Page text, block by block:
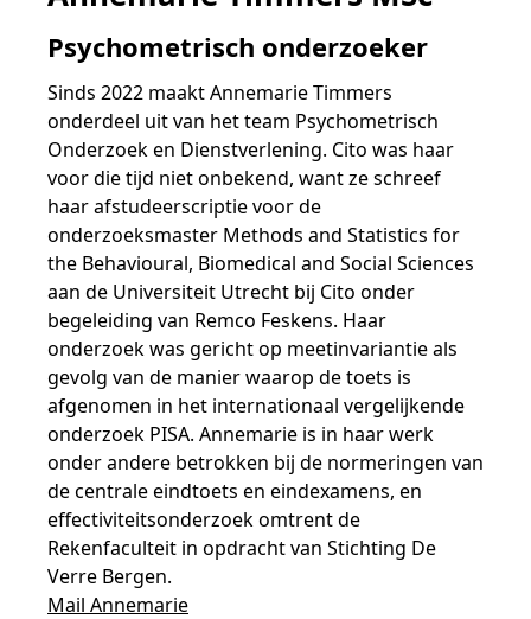
Snel naar
Bestellen
Jaarkalender
Samen bouwen voor het vo
Snel naar
Ondersteuning
Reken- en taalontwikkeling
Op de hoogte blijven
Training Toetsdeskundige
Aanmelden nieuwsbrief ho
Snel naar
Academische Woordenschattoets
Onze opdrachtgevers
Alfabetisering
Snel naar
Alfa-toetsen Volwassenenonderwijs
Alfa-toetsen ISK
Snel naar
Meer (beroeps)examens
Vakmanschap Warmtepomp
Vakmanschap Zonnestroom
NLQF kwalificatie
Zorg & welzijn
Nienke Elijzen
Kim Hendriks-Cornelissen
Saila Kiriwenno-Dovermann
Peter van den Berg
Wouter Roelofs
Promotieonderzoek
Snel naar
Themadossier basisvaardigheden
Een toets beoordelen
De leeropbrengst van toetsen
Kennisbank Stichting Cito
Toetstechnische begrippenlijst
Werken bij
Docenten gezocht
Zzp-trainers gezocht
Stageopdrachten
Collega's aan het woord
Psychometrisch onderzoeker
Sinds 2022 maakt Annemarie Timmers
onderdeel uit van het team Psychometrisch
Onderzoek en Dienstverlening. Cito was haar
voor die tijd niet onbekend, want ze schreef
haar afstudeerscriptie voor de
onderzoeksmaster Methods and Statistics for
the Behavioural, Biomedical and Social Sciences
aan de Universiteit Utrecht bij Cito onder
begeleiding van Remco Feskens. Haar
onderzoek was gericht op meetinvariantie als
gevolg van de manier waarop de toets is
afgenomen in het internationaal vergelijkende
onderzoek PISA. Annemarie is in haar werk
onder andere betrokken bij de normeringen van
de centrale eindtoets en eindexamens, en
effectiviteitsonderzoek omtrent de
Rekenfaculteit in opdracht van Stichting De
Verre Bergen.
Mail Annemarie